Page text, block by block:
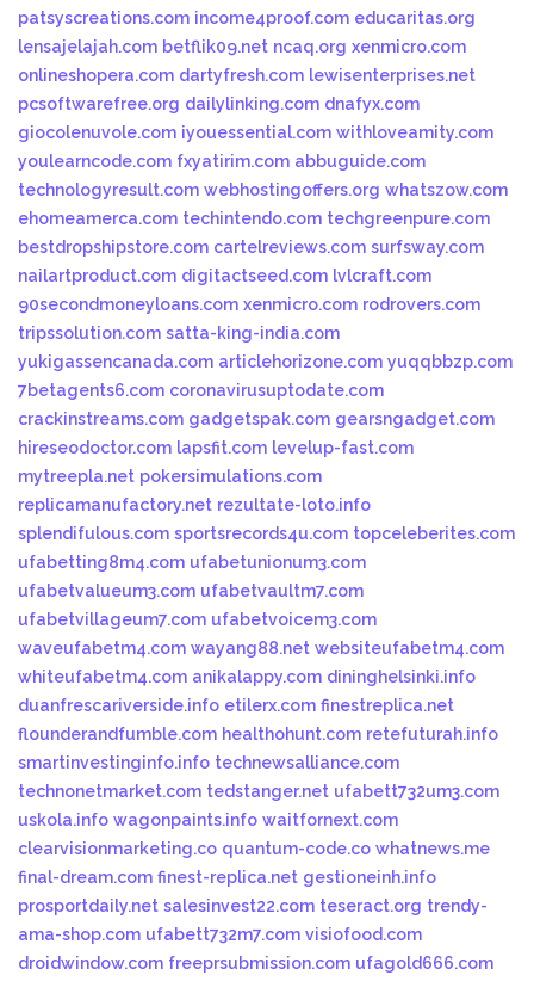
patsyscreations.com income4proof.com educaritas.org
lensajelajah.com betflik09.net ncaq.org xenmicro.com
onlineshopera.com dartyfresh.com lewisenterprises.net
pcsoftwarefree.org dailylinking.com dnafyx.com
giocolenuvole.com iyouessential.com withloveamity.com
youlearncode.com fxyatirim.com abbuguide.com
technologyresult.com webhostingoffers.org whatszow.com
ehomeamerca.com techintendo.com techgreenpure.com
bestdropshipstore.com cartelreviews.com surfsway.com
nailartproduct.com digitactseed.com lvlcraft.com
90secondmoneyloans.com xenmicro.com rodrovers.com
tripssolution.com satta-king-india.com
yukigassencanada.com articlehorizone.com yuqqbbzp.com
7betagents6.com coronavirusuptodate.com
crackinstreams.com gadgetspak.com gearsngadget.com
hireseodoctor.com lapsfit.com levelup-fast.com
mytreepla.net pokersimulations.com
replicamanufactory.net rezultate-loto.info
splendifulous.com sportsrecords4u.com topceleberites.com
ufabetting8m4.com ufabetunionum3.com
ufabetvalueum3.com ufabetvaultm7.com
ufabetvillageum7.com ufabetvoicem3.com
waveufabetm4.com wayang88.net websiteufabetm4.com
whiteufabetm4.com anikalappy.com dininghelsinki.info
duanfrescariverside.info etilerx.com finestreplica.net
flounderandfumble.com healthohunt.com retefuturah.info
smartinvestinginfo.info technewsalliance.com
technonetmarket.com tedstanger.net ufabett732um3.com
uskola.info wagonpaints.info waitfornext.com
clearvisionmarketing.co quantum-code.co whatnews.me
final-dream.com finest-replica.net gestioneinh.info
prosportdaily.net salesinvest22.com teseract.org trendy-
ama-shop.com ufabett732m7.com visiofood.com
droidwindow.com freeprsubmission.com ufagold666.com